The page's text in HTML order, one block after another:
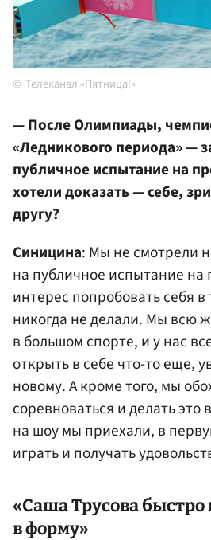
Телеканал «Пятница!»
— После Олимпиады,
«Ледникового периода» —
публичное испытание на
хотели доказать — себе,
другу?
Синицина: Мы не смотрели
на публичное испытание на
интерес попробовать себя
никогда не делали. Мы всю
в большом спорте, и у нас
открыть в себе что-то еще,
новому. А кроме того, мы
соревноваться и делать это
на шоу мы приехали, в
играть и получать
«Саша Трусова
в форму»